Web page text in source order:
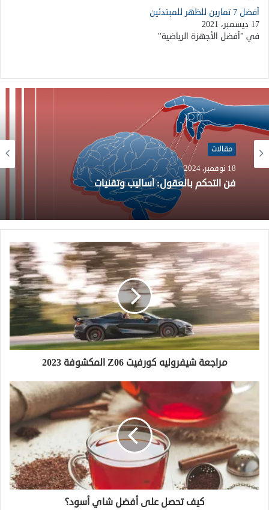
أفضل 7 تمارين للظهر للمبتدئين
17 ديسمبر، 2021
في "أفضل الأجهزة الرياضية"
مقالات
18 نوفمبر، 2024
فن التحكم بالعقول: أساليب وتقنيات
مقالات
26 يوليو، 2024
تطوير خلايا البيروفسكايت الشمسية: هياكل مخفية
تحقق الاستقرار والكفاءة
مراجعة شيفروليه كورفيت Z06 المكشوفة 2023
كيف تحصل على أفضل شاي أسود؟